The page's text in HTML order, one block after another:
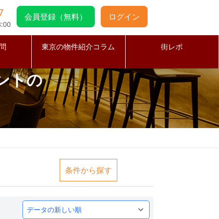
会員登録（無料） ログイン
東京の物件紹介コラム 街レポ
トの
条件から探す